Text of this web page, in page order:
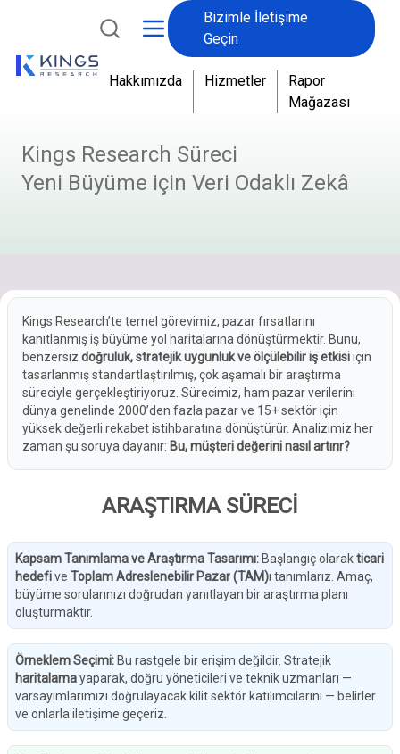
Bizimle İletişime
Geçin
Hakkımızda Hizmetler
Rapor
Mağazası
Kings Research Süreci
Yeni Büyüme için Veri Odaklı Zekâ
Kings Research’te temel görevimiz, pazar fırsatlarını
kanıtlanmış iş büyüme yol haritalarına dönüştürmektir. Bunu,
benzersiz doğruluk, stratejik uygunluk ve ölçülebilir iş etkisiiçin
tasarlanmış standartlaştırılmış, çok aşamalı bir araştırma
süreciyle gerçekleştiriyoruz. Sürecimiz, ham pazar verilerini
dünya genelinde 2000’den fazla pazar ve 15+ sektör için
yüksek değerli rekabet istihbaratına dönüştürür. Analizimiz her
zaman şu soruya dayanır: Bu, müşteri değerini nasıl artırır?
ARAŞTIRMA SÜRECİ
Kapsam Tanımlama ve Araştırma Tasarımı: Başlangıç olarakticari
hedefive Toplam Adreslenebilir Pazar (TAM)ı tanımlarız. Amaç,
büyüme sorularınızı doğrudan yanıtlayan bir araştırma planı
oluşturmaktır.
Örneklem Seçimi: Bu rastgele bir erişim değildir. Stratejik
haritalamayaparak, doğru yöneticileri ve teknik uzmanları —
varsayımlarımızı doğrulayacak kilit sektör katılımcılarını — belirler
ve onlarla iletişime geçeriz.